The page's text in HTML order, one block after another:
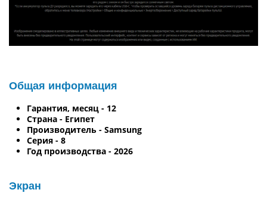
Общая информация
Гарантия, месяц - 12
Страна - Египет
Производитель - Samsung
Серия - 8
Год производства - 2026
Экран